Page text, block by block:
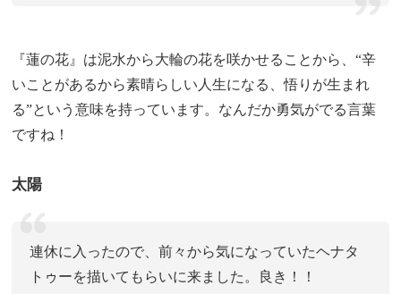
『蓮の花』は泥水から大輪の花を咲かせることから、“辛
いことがあるから素晴らしい人生になる、悟りが生まれ
る”という意味を持っています。なんだか勇気がでる言葉
ですね！
太陽
連休に入ったので、前々から気になっていたヘナタ
トゥーを描いてもらいに来ました。良き！！